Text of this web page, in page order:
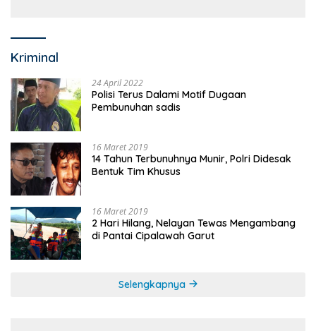
Kriminal
24 April 2022
Polisi Terus Dalami Motif Dugaan
Pembunuhan sadis
16 Maret 2019
14 Tahun Terbunuhnya Munir, Polri Didesak
Bentuk Tim Khusus
16 Maret 2019
2 Hari Hilang, Nelayan Tewas Mengambang
di Pantai Cipalawah Garut
Selengkapnya